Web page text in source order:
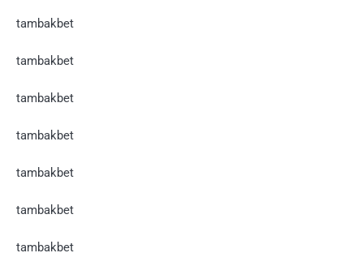
tambakbet
tambakbet
tambakbet
tambakbet
tambakbet
tambakbet
tambakbet